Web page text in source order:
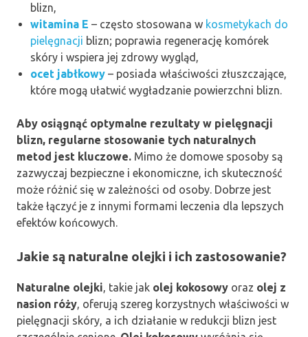
blizn,
witamina E – często stosowana w kosmetykach do
pielęgnacji blizn; poprawia regenerację komórek
skóry i wspiera jej zdrowy wygląd,
ocet jabłkowy – posiada właściwości złuszczające,
które mogą ułatwić wygładzanie powierzchni blizn.
Aby osiągnąć optymalne rezultaty w pielęgnacji
blizn, regularne stosowanie tych naturalnych
metod jest kluczowe. Mimo że domowe sposoby są
zazwyczaj bezpieczne i ekonomiczne, ich skuteczność
może różnić się w zależności od osoby. Dobrze jest
także łączyć je z innymi formami leczenia dla lepszych
efektów końcowych.
Jakie są naturalne olejki i ich zastosowanie?
Naturalne olejki, takie jak olej kokosowy oraz olej z
nasion róży, oferują szereg korzystnych właściwości w
pielęgnacji skóry, a ich działanie w redukcji blizn jest